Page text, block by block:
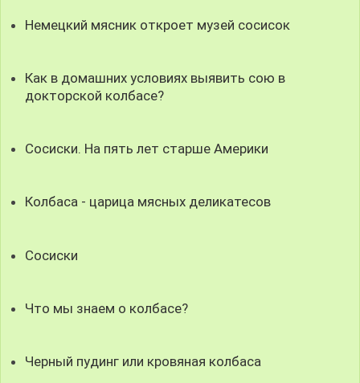
Немецкий мясник откроет музей сосисок
Как в домашних условиях выявить сою в
докторской колбасе?
Сосиски. На пять лет старше Америки
Колбаса - царица мясных деликатесов
Сосиски
Что мы знаем о колбасе?
Черный пудинг или кровяная колбаса